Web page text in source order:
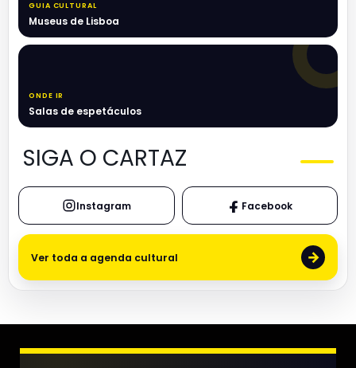
GUIA CULTURAL
Museus de Lisboa
ONDE IR
Salas de espetáculos
SIGA O CARTAZ
Instagram Facebook
Ver toda a agenda cultural →